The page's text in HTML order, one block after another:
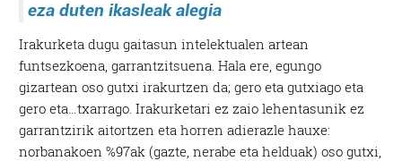
eza duten ikasleak alegia
Irakurketa dugu gaitasun intelektualen artean
funtsezkoena, garrantzitsuena. Hala ere, egungo
gizartean oso gutxi irakurtzen da; gero eta gutxiago eta
gero eta…txarrago. Irakurketari ez zaio lehentasunik ez
garrantzirik aitortzen eta horren adierazle hauxe:
norbanakoen %97ak (gazte, nerabe eta helduak) oso gutxi,